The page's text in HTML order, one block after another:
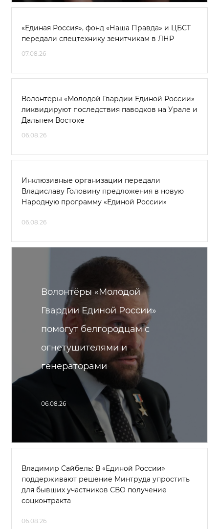
«Единая Россия», фонд «Наша Правда» и ЦБСТ
передали спецтехнику зенитчикам в ЛНР
07.08.26
Волонтёры «Молодой Гвардии Единой России»
ликвидируют последствия паводков на Урале и
Дальнем Востоке
06.08.26
Инклюзивные организации передали
Владиславу Головину предложения в новую
Народную программу «Единой России»
06.08.26
Волонтёры «Молодой
Гвардии Единой России»
помогут белгородцам с
огнетушителями и
генераторами
06.08.26
Владимир Сайбель: В «Единой России»
поддерживают решение Минтруда упростить
для бывших участников СВО получение
соцконтракта
06.08.26